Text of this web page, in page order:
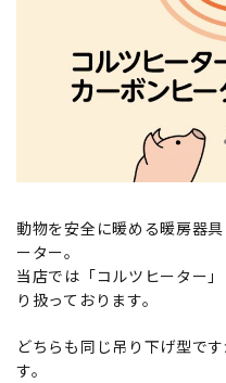
動物を安全に暖める暖房器
ーター。
当店では「コルツヒーター
り扱っております。
どちらも同じ吊り下げ型で
す。